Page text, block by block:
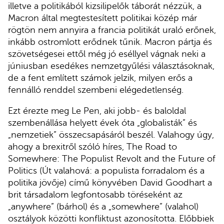
illetve a politikából kizsilipelők táborát nézzük, a
Macron által megtestesített politikai közép már
rögtön nem annyira a francia politikát uraló erőnek,
inkább ostromlott erődnek tűnik. Macron pártja és
szövetségesei ettől még jó eséllyel vágnak neki a
júniusban esedékes nemzetgyűlési választásoknak,
de a fent említett számok jelzik, milyen erős a
fennálló renddel szembeni elégedetlenség.
Ezt érezte meg Le Pen, aki jobb- és baloldal
szembenállása helyett évek óta „globalisták” és
„nemzetiek” összecsapásáról beszél. Valahogy úgy,
ahogy a brexitről szóló híres, The Road to
Somewhere: The Populist Revolt and the Future of
Politics (Út valahová: a populista forradalom és a
politika jövője) című könyvében David Goodhart a
brit társadalom legfontosabb töréseként az
„anywhere” (bárhol) és a „somewhere” (valahol)
osztályok közötti konfliktust azonosította. Előbbiek